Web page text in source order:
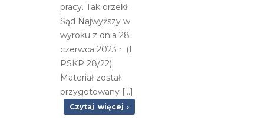
pracy. Tak orzekł
Sąd Najwyższy w
wyroku z dnia 28
czerwca 2023 r. (I
PSKP 28/22).
Materiał został
przygotowany [...]
Czytaj więcej ›